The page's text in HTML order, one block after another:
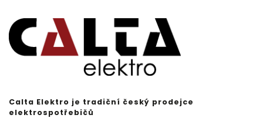
Calta Elektro je tradiční český prodejce
elektrospotřebičů